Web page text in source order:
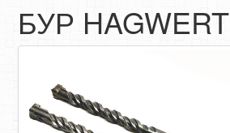
БУР HAGWERT